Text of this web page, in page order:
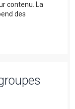
contenu. La
des